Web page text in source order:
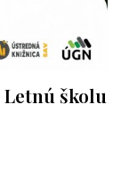
školu